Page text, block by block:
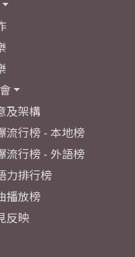
及架構
流行榜 - 本地榜
流行榜 - 外語榜
力排行榜
播放榜
反映